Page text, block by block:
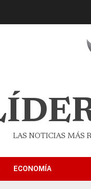
LAS NOTICIAS MÁS
ECONOMÍA